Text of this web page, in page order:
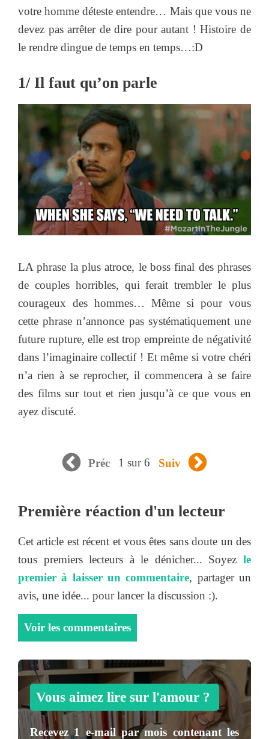
votre homme déteste entendre… Mais que vous ne
devez pas arrêter de dire pour autant ! Histoire de
le rendre dingue de temps en temps…:D
1/ Il faut qu’on parle
LA phrase la plus atroce, le boss final des phrases
de couples horribles, qui ferait trembler le plus
courageux des hommes… Même si pour vous
cette phrase n’annonce pas systématiquement une
future rupture, elle est trop empreinte de négativité
dans l’imaginaire collectif ! Et même si votre chéri
n’a rien à se reprocher, il commencera à se faire
des films sur tout et rien jusqu’à ce que vous en
ayez discuté.
Préc 1 sur 6 Suiv
Première réaction d'un lecteur
Cet article est récent et vous êtes sans doute un des
tous premiers lecteurs à le dénicher... Soyez le
premier à laisser un commentaire, partager un
avis, une idée... pour lancer la discussion :).
Voir les commentaires
Vous aimez lire sur l'amour ?
Recevez1 e-mail par mois contenant les